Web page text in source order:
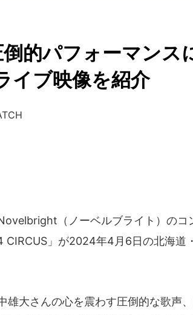
的パフォーマン
イブ映像を紹介
（ノーベルブライト）のコ
」が2024年4月6日の北海道
雄大さんの心を震わす圧倒的な歌声